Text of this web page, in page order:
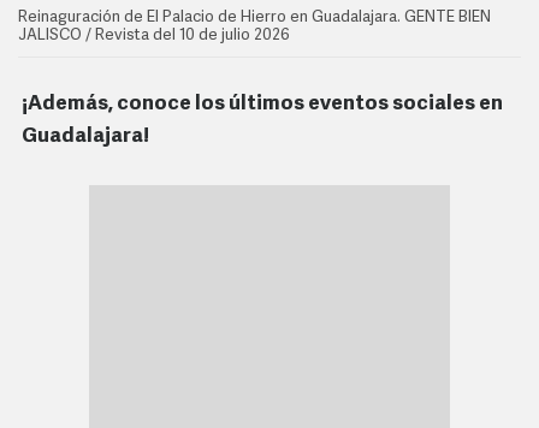
Reinaguración de El Palacio de Hierro en Guadalajara. GENTE BIEN
JALISCO / Revista del 10 de julio 2026
¡Además, conoce los últimos eventos sociales en
Guadalajara!